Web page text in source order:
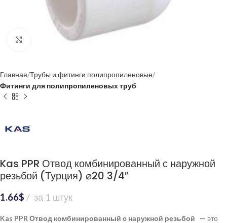
Нажмите, чтобы увеличить
Главная Трубы и фитинги полипропиленовые
Фитинги для полипропиленовых труб
Kas PPR Отвод комбинированный с наружной
резьбой (Турция) ⌀20 3/4″
1.66$ за 1 штук
Kas PPR Отвод комбинированный с наружной резьбой — это